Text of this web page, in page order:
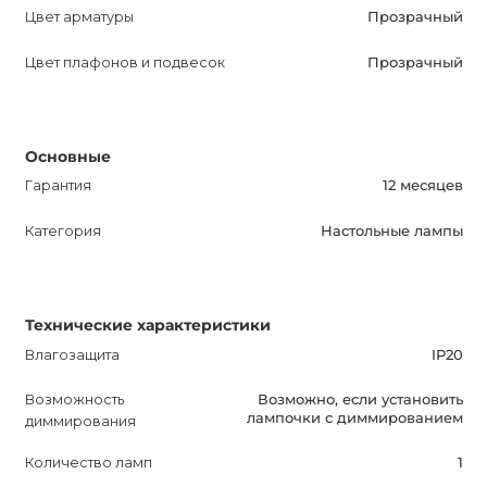
Цвет арматуры Прозрачный
Цвет плафонов и подвесок Прозрачный
Основные
Гарантия 12 месяцев
Категория Настольные лампы
Технические характеристики
Влагозащита IP20
Возможность
диммирования
Возможно, если установить
лампочки с диммированием
Количество ламп 1